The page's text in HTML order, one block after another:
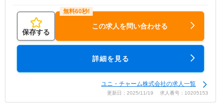
保存する
この求人を問い合わせる
詳細を見る
ユニ・チャーム株式会社の求人一覧
更新日：2025/11/19 求人番号：10205153